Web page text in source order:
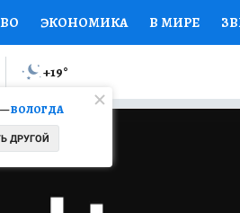
ЭКОНОМИКА В МИРЕ
НАЦИОНАЛЬНЫЕ
Я ЗНАЮ СЕМЬЯ
СЕРИАЛЫ
КОНКУРСЫ
—ВОЛОГДА
ДРУГОЙ
+19°